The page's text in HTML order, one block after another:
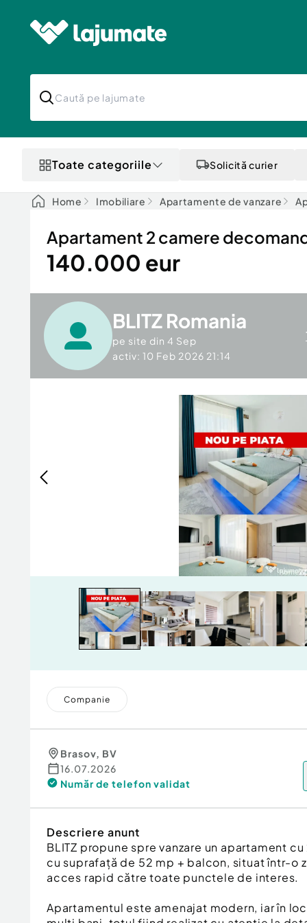
Toate categoriile Solicită curier
Home Imobiliare Apartamente de vanzare
Apartament 2 camere
140.000 eur
BLITZ Romania
pe site din 4 Sep
activ: 10 Feb 2026 21:14
Companie
Brasov, BV
16.07.2026
Număr de telefon validat
Descriere anunt
BLITZ propune spre vanzare un apartament
cu suprafață de 52 mp + balcon, situat într-o
acces rapid către toate punctele de interes.
Apartamentul este amenajat modern, iar în